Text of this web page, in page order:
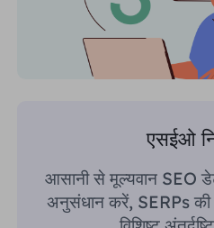
एसईओ
आसानी से मूल्यवान SEO
अनुसंधान करें, SERPs की